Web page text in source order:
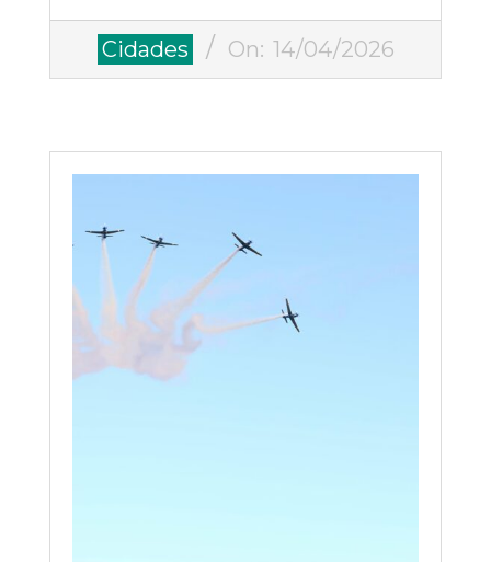
2026-
Cidades On: 14/04/2026